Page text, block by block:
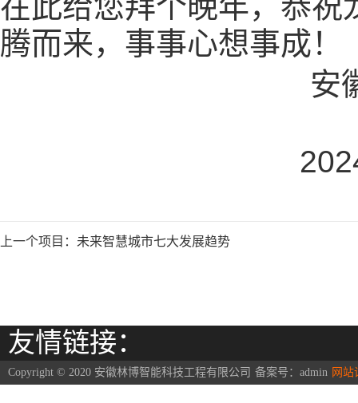
腾而来，事事心想事成！
安
上一个项目： 未来智慧城市七大发展趋势
友情链接：
Copyright © 2020 安徽林博智能科技工程有限公司 备案号： admin 网站